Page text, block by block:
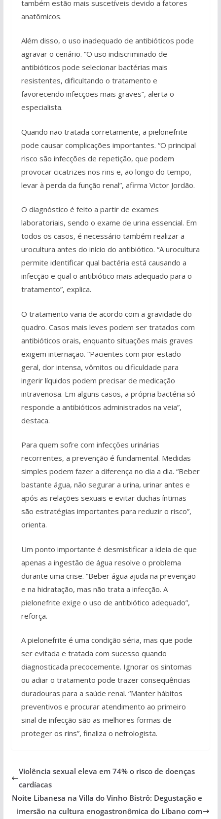
também estão mais suscetíveis devido a fatores
anatômicos.
Além disso, o uso inadequado de antibióticos pode
agravar o cenário. “O uso indiscriminado de
antibióticos pode selecionar bactérias mais
resistentes, dificultando o tratamento e
favorecendo infecções mais graves”, alerta o
especialista.
Quando não tratada corretamente, a pielonefrite
pode causar complicações importantes. “O principal
risco são infecções de repetição, que podem
provocar cicatrizes nos rins e, ao longo do tempo,
levar à perda da função renal”, afirma Victor Jordão.
O diagnóstico é feito a partir de exames
laboratoriais, sendo o exame de urina essencial. Em
todos os casos, é necessário também realizar a
urocultura antes do início do antibiótico. “A urocultura
permite identificar qual bactéria está causando a
infecção e qual o antibiótico mais adequado para o
tratamento”, explica.
O tratamento varia de acordo com a gravidade do
quadro. Casos mais leves podem ser tratados com
antibióticos orais, enquanto situações mais graves
exigem internação. “Pacientes com pior estado
geral, dor intensa, vômitos ou dificuldade para
ingerir líquidos podem precisar de medicação
intravenosa. Em alguns casos, a própria bactéria só
responde a antibióticos administrados na veia”,
destaca.
Para quem sofre com infecções urinárias
recorrentes, a prevenção é fundamental. Medidas
simples podem fazer a diferença no dia a dia. “Beber
bastante água, não segurar a urina, urinar antes e
após as relações sexuais e evitar duchas íntimas
são estratégias importantes para reduzir o risco”,
orienta.
Um ponto importante é desmistificar a ideia de que
apenas a ingestão de água resolve o problema
durante uma crise. “Beber água ajuda na prevenção
e na hidratação, mas não trata a infecção. A
pielonefrite exige o uso de antibiótico adequado”,
reforça.
A pielonefrite é uma condição séria, mas que pode
ser evitada e tratada com sucesso quando
diagnosticada precocemente. Ignorar os sintomas
ou adiar o tratamento pode trazer consequências
duradouras para a saúde renal. “Manter hábitos
preventivos e procurar atendimento ao primeiro
sinal de infecção são as melhores formas de
proteger os rins”, finaliza o nefrologista.
Violência sexual eleva em 74% o risco de doenças
cardíacas
Noite Libanesa na Villa do Vinho Bistrô: Degustação e
imersão na cultura enogastronômica do Líbano com